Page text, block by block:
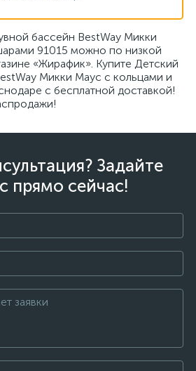
бассейн BestWay Микки
91015 можно по низкой
«Жирафик». Купите Детский
Микки Маус с кольцами и
с бесплатной доставкой!
Задайте
прямо сейчас!